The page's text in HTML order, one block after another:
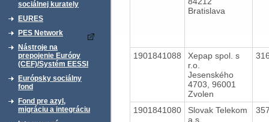
sociálnej kurately
EURES
PES Network
Nástroje na
prepojenie Európy
(CEF)/Systém EESSI
Európsky sociálny
fond
Fond pre azyl,
migráciu a integráciu
Bratislava
1901841088
Xepap spol. s
r.o.
Jesenského
4703, 96001
Zvolen
1901841080
Slovak Telekom
a.s.